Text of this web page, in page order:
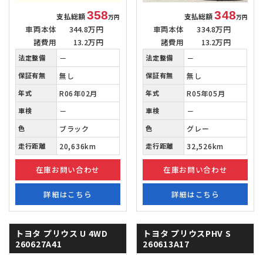
支払総額358万円
車両本体
344.8万円
諸費用
13.2万円
法定整備 －
保証有無 無し
年式 R06年02月
車検 －
色 ブラック
走行距離 20,636km
在庫お問い合わせ
詳細はこちら
支払総額348万円
車両本体
334.8万円
諸費用
13.2万円
法定整備 －
保証有無 無し
年式 R05年05月
車検 －
色 グレー
走行距離 32,526km
在庫お問い合わせ
詳細はこちら
トヨタ プリウス U 4WD
260627A41
トヨタ プリウスPHV S
260613A17